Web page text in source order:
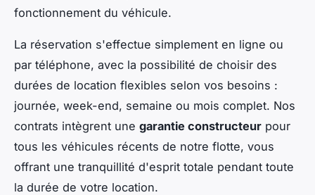
fonctionnement du véhicule.
La réservation s'effectue simplement en ligne ou
par téléphone, avec la possibilité de choisir des
durées de location flexibles selon vos besoins :
journée, week-end, semaine ou mois complet. Nos
contrats intègrent une garantie constructeur pour
tous les véhicules récents de notre flotte, vous
offrant une tranquillité d'esprit totale pendant toute
la durée de votre location.